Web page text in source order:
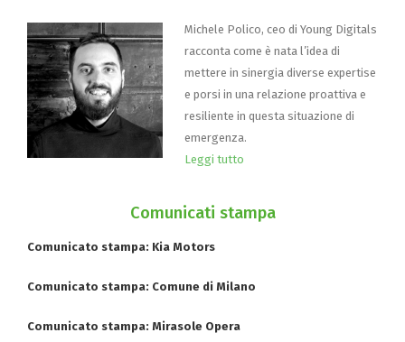
Michele Polico, ceo di Young Digitals
racconta come è nata l’idea di
mettere in sinergia diverse expertise
e porsi in una relazione proattiva e
resiliente in questa situazione di
emergenza.
Leggi tutto
Comunicati stampa
Comunicato stampa: Kia Motors
Comunicato stampa: Comune di Milano
Comunicato stampa: Mirasole Opera